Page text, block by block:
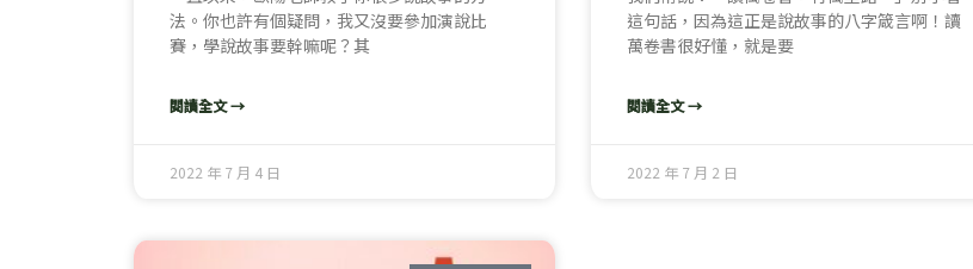
法。你也許有個疑問，我又沒要參加演說比
賽，學說故事要幹嘛呢？其
閱讀全文 →
2022 年 7 月 4 日
這句話，因為這正是說故事的八字箴言啊！讀
萬卷書很好懂，就是要
閱讀全文 →
2022 年 7 月 2 日